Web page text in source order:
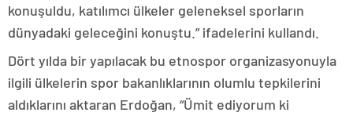
konuşuldu, katılımcı ülkeler geleneksel sporların
dünyadaki geleceğini konuştu.” ifadelerini kullandı.
Dört yılda bir yapılacak bu etnospor organizasyonuyla
ilgili ülkelerin spor bakanlıklarının olumlu tepkilerini
aldıklarını aktaran Erdoğan, “Ümit ediyorum ki